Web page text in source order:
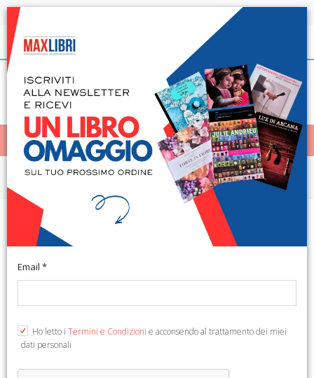
Spedizione in 24h per tutti i libri disponibili
Italiano
< Home
MENÙ
Tenerezza: coperta del mondo.
La tenerezza ci salverà
Email *
Ho letto i Termini e Condizioni e acconsendo al trattamento dei miei
dati personali